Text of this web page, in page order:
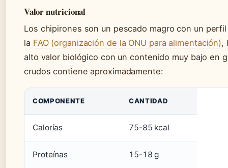
Valor nutricional
Los chipirones son un pescado magro con un
la FAO (organización de la ONU para alimentación),
alto valor biológico con un contenido muy bajo en
crudos contiene aproximadamente:
COMPONENTE CANTIDAD
Calorías 75-85 kcal
Proteínas 15-18 g